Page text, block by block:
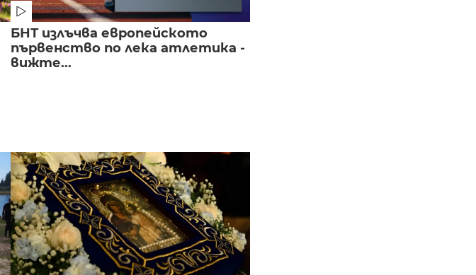
БНТ излъчва европейското
първенство по лека атлетика -
вижте...